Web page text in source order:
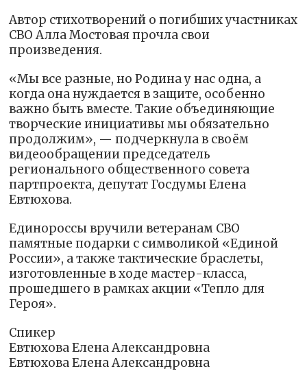
Автор стихотворений о погибших участниках
СВО Алла Мостовая прочла свои
произведения.
«Мы все разные, но Родина у нас одна, а
когда она нуждается в защите, особенно
важно быть вместе. Такие объединяющие
творческие инициативы мы обязательно
продолжим», — подчеркнула в своём
видеообращении председатель
регионального общественного совета
партпроекта, депутат Госдумы Елена
Евтюхова.
Единороссы вручили ветеранам СВО
памятные подарки с символикой «Единой
России», а также тактические браслеты,
изготовленные в ходе мастер-класса,
прошедшего в рамках акции «Тепло для
Героя».
Спикер
Евтюхова Елена Александровна
Евтюхова Елена Александровна